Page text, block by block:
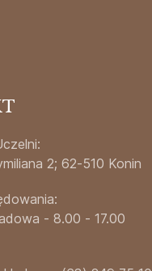
2; 62-510 Konin
- 8.00 - 17.00